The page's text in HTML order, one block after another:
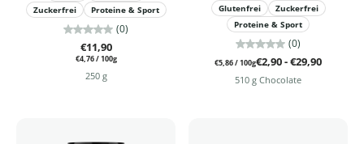
Zuckerfrei
Proteine & Sport
(0)
€11,90
€4,76/100g
250 g
Glutenfrei
Zuckerfrei
Proteine & Sport
(0)
€5,86/100g€2,90 - €29,90
510 g Chocolate